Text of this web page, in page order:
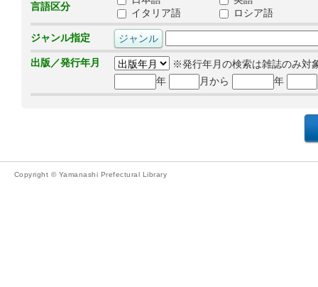
言語区分
イタリア語
ロシア語
ジャンル指定
出版／発行年月
※発行年月の検索は雑誌のみ対
年
月から 年
Copyright © Yamanashi Prefectural Library